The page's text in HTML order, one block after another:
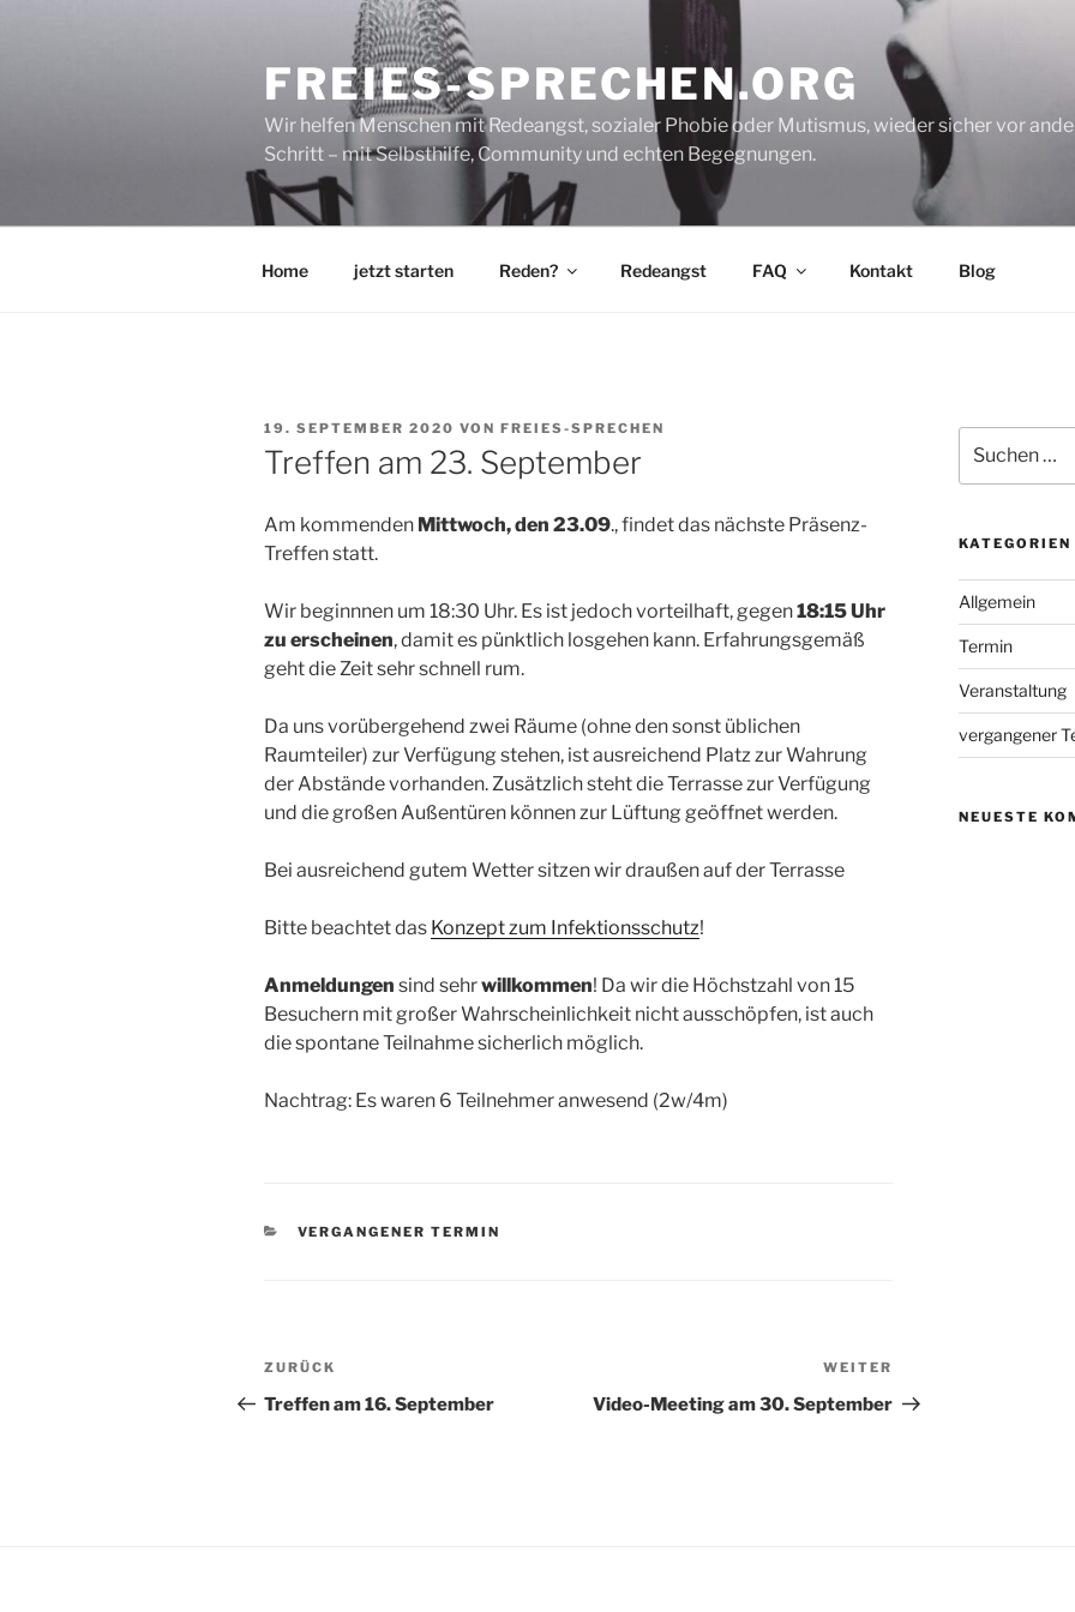
FREIES-SPRECHEN.ORG
Wir helfen Menschen mit Redeangst, sozialer Phobie oder Mutismus, wieder sicher vor
Schritt – mit Selbsthilfe, Community und echten Begegnungen.
Home jetzt starten Reden? Redeangst FAQ Kontakt Blog
VERÖFFENTLICHT
AM
19. SEPTEMBER 2020 VON FREIES-SPRECHEN
Treffen am 23. September
Am kommenden Mittwoch, den 23.09., findet das nächste Präsenz-
Treffen statt.
Wir beginnnen um 18:30 Uhr. Es ist jedoch vorteilhaft, gegen18:15 Uhr
zu erscheinen, damit es pünktlich losgehen kann. Erfahrungsgemäß
geht die Zeit sehr schnell rum.
Da uns vorübergehend zwei Räume (ohne den sonst üblichen
Raumteiler) zur Verfügung stehen, ist ausreichend Platz zur Wahrung
der Abstände vorhanden. Zusätzlich steht die Terrasse zur Verfügung
und die großen Außentüren können zur Lüftung geöffnet werden.
Bei ausreichend gutem Wetter sitzen wir draußen auf der Terrasse
Bitte beachtet das Konzept zum Infektionsschutz!
Anmeldungen sind sehrwillkommen! Da wir die Höchstzahl von 15
Besuchern mit großer Wahrscheinlichkeit nicht ausschöpfen, ist auch
die spontane Teilnahme sicherlich möglich.
Nachtrag: Es waren 6 Teilnehmer anwesend (2w/4m)
KATEGORIEN
VERGANGENER TERMIN
Beitragsnavigation
Vorheriger
Beitrag
ZURÜCK
Treffen am 16. September
Beitrag
WEITER
Video-Meeting am 30. September
nach:
KATEGORIEN
Allgemein
Termin
Veranstaltung
vergangener
NEUESTE